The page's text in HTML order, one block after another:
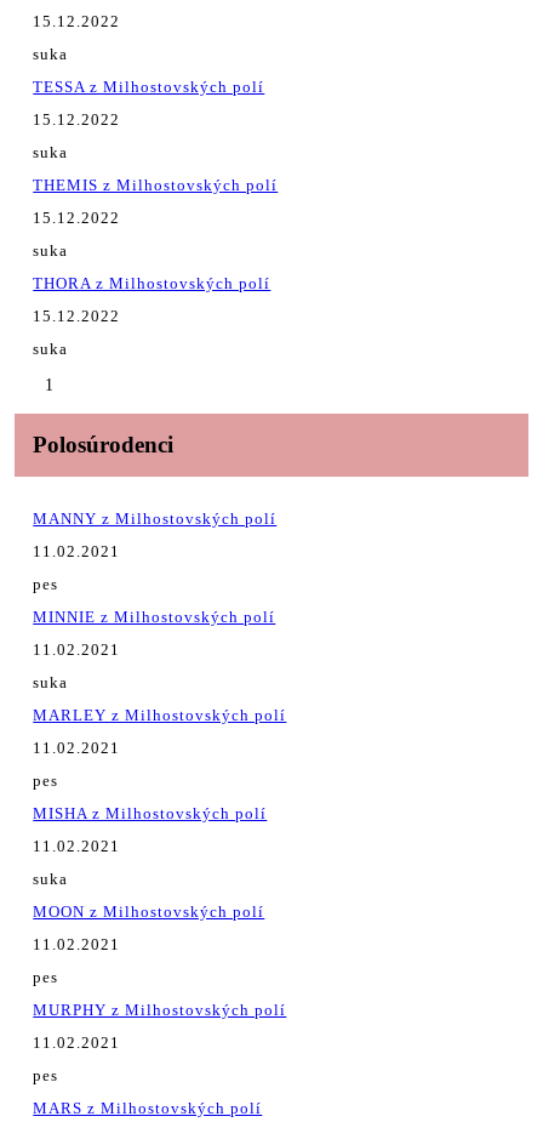
15.12.2022
suka
TESSA z Milhostovských polí
15.12.2022
suka
THEMIS z Milhostovských polí
15.12.2022
suka
THORA z Milhostovských polí
15.12.2022
suka
1
Polosúrodenci
MANNY z Milhostovských polí
11.02.2021
pes
MINNIE z Milhostovských polí
11.02.2021
suka
MARLEY z Milhostovských polí
11.02.2021
pes
MISHA z Milhostovských polí
11.02.2021
suka
MOON z Milhostovských polí
11.02.2021
pes
MURPHY z Milhostovských polí
11.02.2021
pes
MARS z Milhostovských polí